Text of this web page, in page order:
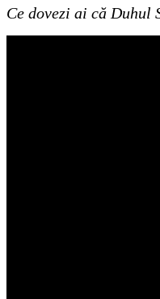
Ce dovezi ai că Duhul